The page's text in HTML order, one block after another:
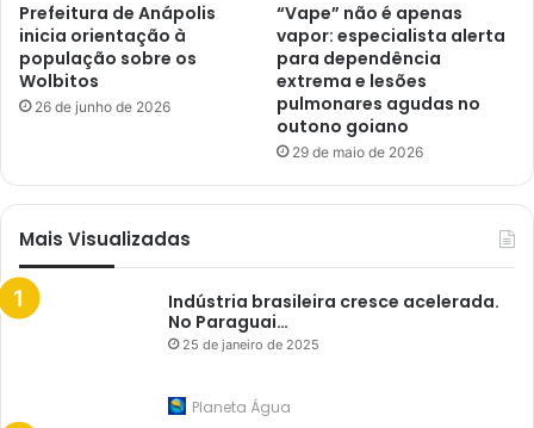
Prefeitura de Anápolis
inicia orientação à
população sobre os
Wolbitos
26 de junho de 2026
“Vape” não é apenas
vapor: especialista alerta
para dependência
extrema e lesões
pulmonares agudas no
outono goiano
29 de maio de 2026
Mais Visualizadas
Indústria brasileira cresce acelerada.
No Paraguai…
25 de janeiro de 2025
Planeta Água